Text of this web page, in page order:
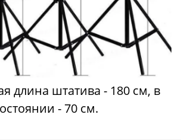
длина штатива - 180 см, в
- 70 см.